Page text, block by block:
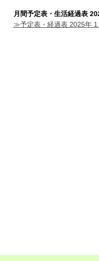
月間予定表・生活経過表
≫予定表・経過表 2025年 1